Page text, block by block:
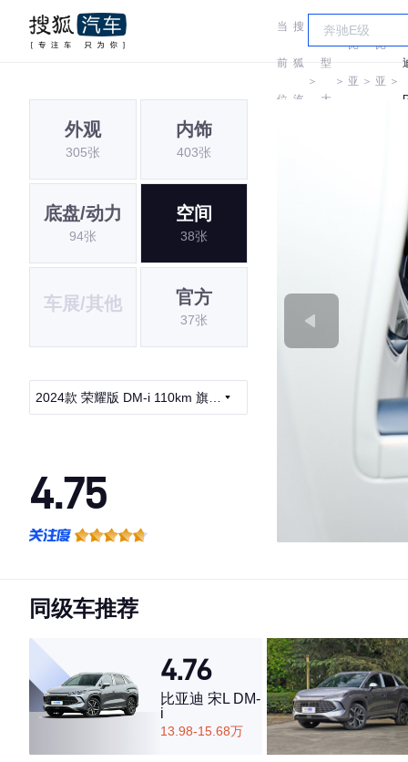
当
前
位
搜
狐
汽
＞
车
型
大
＞
比
亚 ＞
比
亚 ＞
外观
305张
内饰
403张
底盘/动力
94张
空间
38张
车展/其他 官方
37张
2024款 荣耀版 DM-i 110km 旗舰
4.75
·空间表现较为优秀，优于64%同级车
同级车推荐
4.76
比亚迪 宋L DM-
i
13.98-15.68万